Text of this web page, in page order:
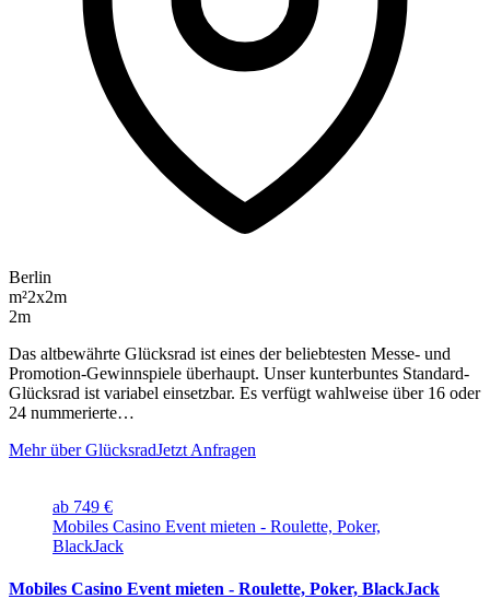
Berlin
m²2x2m
2m
Das altbewährte Glücksrad ist eines der beliebtesten Messe- und
Promotion-Gewinnspiele überhaupt. Unser kunterbuntes Standard-
Glücksrad ist variabel einsetzbar. Es verfügt wahlweise über 16 oder
24 nummerierte…
Mehr über GlücksradJetzt Anfragen
ab 749 €
Mobiles Casino Event mieten - Roulette, Poker,
BlackJack
Mobiles Casino Event mieten - Roulette, Poker, BlackJack